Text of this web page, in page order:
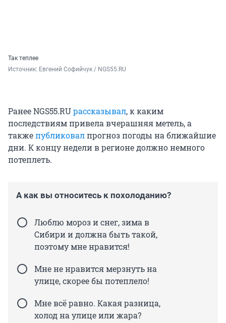
Так теплее
Источник: Евгений Софийчук / NGS55.RU
Ранее NGS55.RUрассказывал, к каким
последствиям привела вчерашняя метель, а
такжепубликовалпрогноз погоды на ближайшие
дни. К концу недели в регионе должно немного
потеплеть.
А как вы относитесь к похолоданию?
Люблю мороз и снег, зима в
Сибири и должна быть такой,
поэтому мне нравится!
Мне не нравится мерзнуть на
улице, скорее бы потеплело!
Мне всё равно. Какая разница,
холод на улице или жара?